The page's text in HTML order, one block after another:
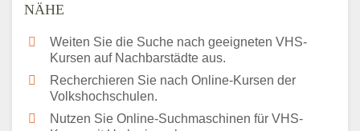
NÄHE
Weiten Sie die Suche nach geeigneten VHS-
Kursen auf Nachbarstädte aus.
Recherchieren Sie nach Online-Kursen der
Volkshochschulen.
Nutzen Sie Online-Suchmaschinen für VHS-